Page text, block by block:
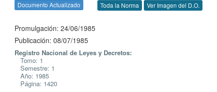
Documento Actualizado Toda la Norma Ver Imagen del D.O.
Promulgación: 24/06/1985
Publicación: 08/07/1985
Registro Nacional de Leyes y Decretos:
Tomo: 1
Semestre: 1
Año: 1985
Página: 1420